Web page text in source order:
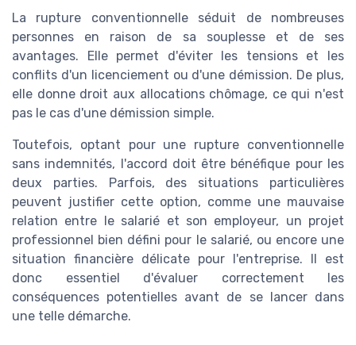
La rupture conventionnelle séduit de nombreuses
personnes en raison de sa souplesse et de ses
avantages. Elle permet d'éviter les tensions et les
conflits d'un licenciement ou d'une démission. De plus,
elle donne droit aux allocations chômage, ce qui n'est
pas le cas d'une démission simple.
Toutefois, optant pour une rupture conventionnelle
sans indemnités, l'accord doit être bénéfique pour les
deux parties. Parfois, des situations particulières
peuvent justifier cette option, comme une mauvaise
relation entre le salarié et son employeur, un projet
professionnel bien défini pour le salarié, ou encore une
situation financière délicate pour l'entreprise. Il est
donc essentiel d'évaluer correctement les
conséquences potentielles avant de se lancer dans
une telle démarche.